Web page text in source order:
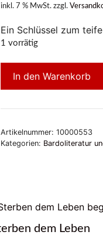
inkl. 7 % MwSt. zzgl.
Ein Schlüssel zum
1 vorrätig
In den Warenkorb
Artikelnummer: 10000553
Kategorien: Bardoliteratur
dem Leben